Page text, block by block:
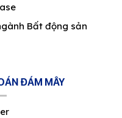
Bất động sản
ĐÁM MÂY